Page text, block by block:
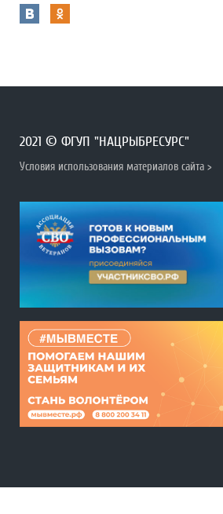
2021 © ФГУП "НАЦРЫБРЕСУРС"
Условия использования материалов сайта >